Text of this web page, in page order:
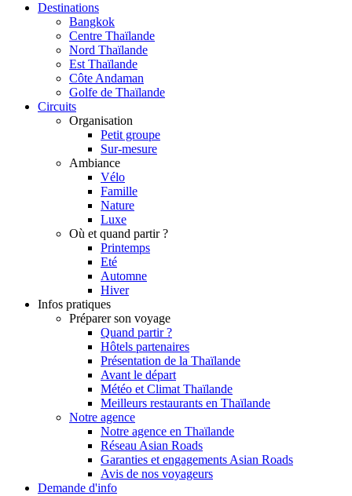
Destinations
Bangkok
Centre Thaïlande
Nord Thaïlande
Est Thaïlande
Côte Andaman
Golfe de Thaïlande
Circuits
Organisation
Petit groupe
Sur-mesure
Ambiance
Vélo
Famille
Nature
Luxe
Où et quand partir ?
Printemps
Eté
Automne
Hiver
Infos pratiques
Préparer son voyage
Quand partir ?
Hôtels partenaires
Présentation de la Thaïlande
Avant le départ
Météo et Climat Thaïlande
Meilleurs restaurants en Thaïlande
Notre agence
Notre agence en Thaïlande
Réseau Asian Roads
Garanties et engagements Asian Roads
Avis de nos voyageurs
Demande d'info